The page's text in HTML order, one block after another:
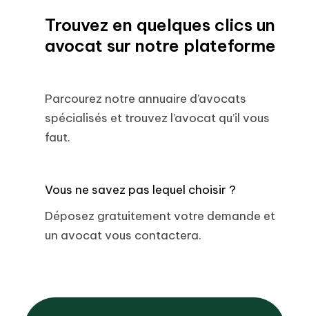
Trouvez en quelques clics un
avocat sur notre plateforme
Parcourez notre annuaire d’avocats
spécialisés et trouvez l’avocat qu’il vous
faut.
Vous ne savez pas lequel choisir ?
Déposez gratuitement votre demande et
un avocat vous contactera.